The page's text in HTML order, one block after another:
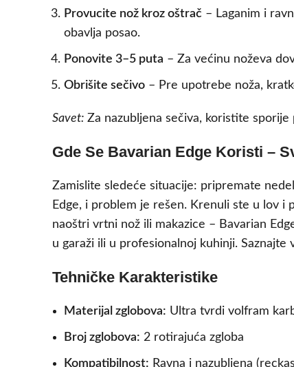
Provucite nož kroz oštrač – Laganim i
obavlja posao.
Ponovite 3–5 puta – Za većinu noževa
Obrišite sečivo – Pre upotrebe noža,
Savet: Za nazubljena sečiva, koristite
Gde Se Bavarian Edge Koristi –
Zamislite sledeće situacije: pripremate
Edge, i problem je rešen. Krenuli ste u lov
naoštri vrtni nož ili makazice – Bavarian
u garaži ili u profesionalnoj kuhinji. Saznajte
Tehničke Karakteristike
Materijal zglobova: Ultra tvrdi volfram
Broj zglobova: 2 rotirajuća zgloba
Kompatibilnost: Ravna i nazubljena